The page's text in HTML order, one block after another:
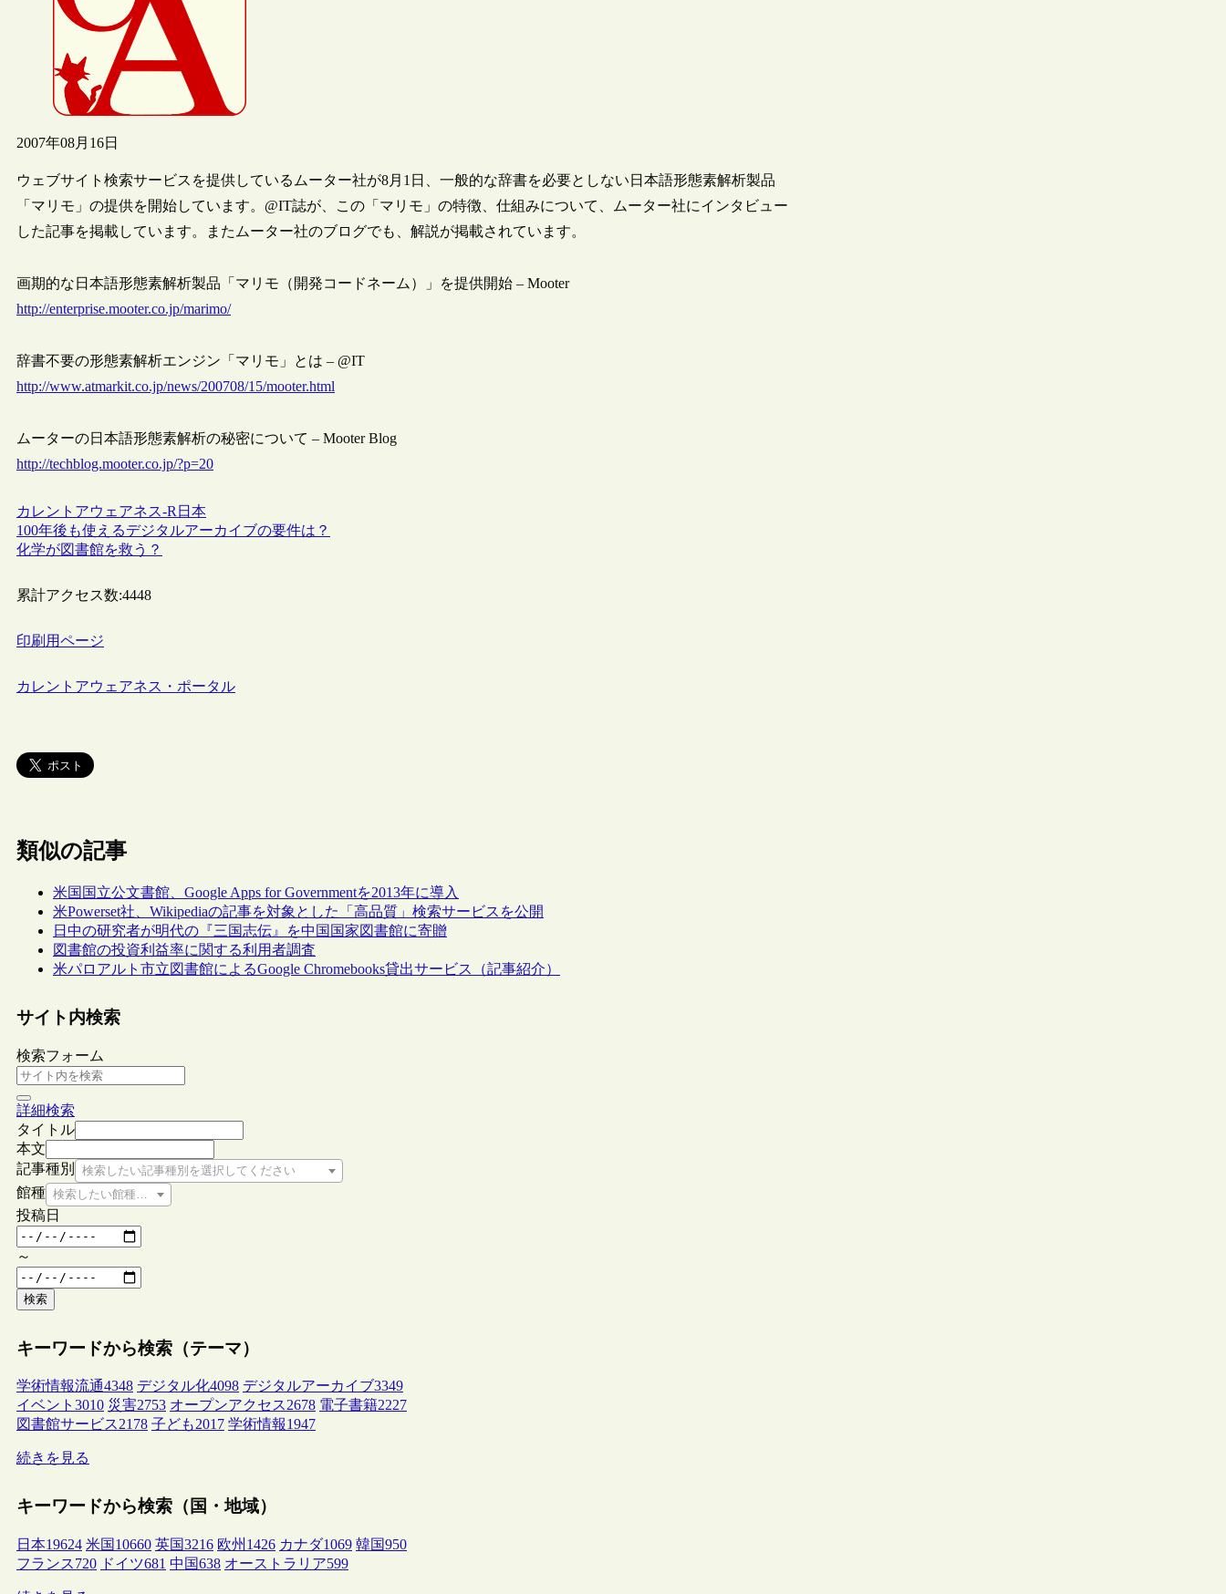
2007年08月16日
ウェブサイト検索サービスを提供しているムーター社が8月1日、一般的な辞書を必要としない日本語形態素解析製品
「マリモ」の提供を開始しています。@IT誌が、この「マリモ」の特徴、仕組みについて、ムーター社にインタビュー
した記事を掲載しています。またムーター社のブログでも、解説が掲載されています。
画期的な日本語形態素解析製品「マリモ（開発コードネーム）」を提供開始 – Mooter
http://enterprise.mooter.co.jp/marimo/
辞書不要の形態素解析エンジン「マリモ」とは – @IT
http://www.atmarkit.co.jp/news/200708/15/mooter.html
ムーターの日本語形態素解析の秘密について – Mooter Blog
http://techblog.mooter.co.jp/?p=20
カレントアウェアネス-R 日本
100年後も使えるデジタルアーカイブの要件は？
化学が図書館を救う？
累計アクセス数:4448
印刷用ページ
カレントアウェアネス・ポータル
類似の記事
米国国立公文書館、Google Apps for Governmentを2013年に導入
米Powerset社、Wikipediaの記事を対象とした「高品質」検索サービスを公開
日中の研究者が明代の『三国志伝』を中国国家図書館に寄贈
図書館の投資利益率に関する利用者調査
米パロアルト市立図書館によるGoogle Chromebooks貸出サービス（記事紹介）
サイト内検索
検索フォーム
詳細検索
タイトル
本文
記事種別
検索したい記事種別を選択してください
館種 検索したい館種を選択してください
投稿日
～
検索
キーワードから検索（テーマ）
学術情報流通4348 デジタル化4098 デジタルアーカイブ3349
イベント 3010 災害2753 オープンアクセス2678 電子書籍2227
図書館サービス2178 子ども2017 学術情報1947
続きを見る
キーワードから検索（国・地域）
日本19624 米国 10660 英国3216 欧州 1426 カナダ1069 韓国950
フランス720 ドイツ681 中国638 オーストラリア599